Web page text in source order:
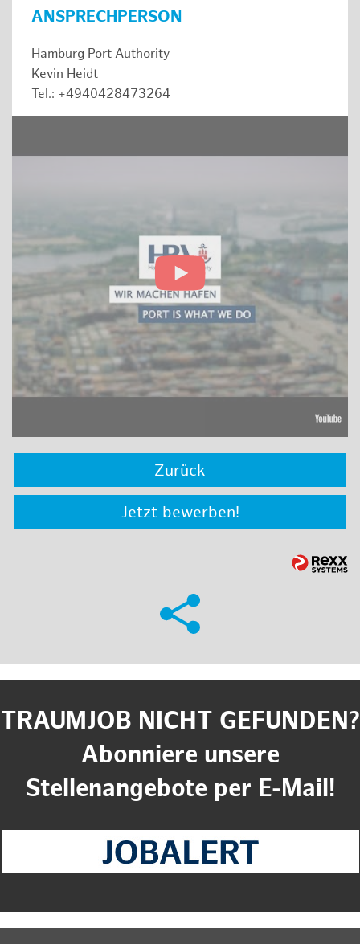
ANSPRECHPERSON
Hamburg Port Authority
Kevin Heidt
Tel.: +4940428473264
Zurück
Jetzt bewerben!
TRAUMJOB NICHT GEFUNDEN?
Abonniere unsere
Stellenangebote per E-Mail!